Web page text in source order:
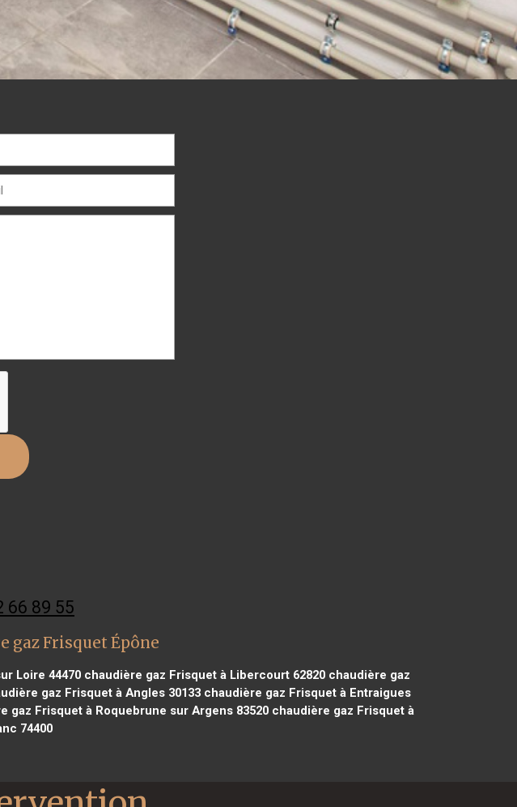
66 89 55
gaz Frisquet Épône
Loire 44470 chaudière gaz Frisquet à Libercourt 62820 chaudière gaz
gaz Frisquet à Angles 30133chaudière gaz Frisquet à Entraigues
gaz Frisquet à Roquebrune sur Argens 83520 chaudière gaz Frisquet à
74400